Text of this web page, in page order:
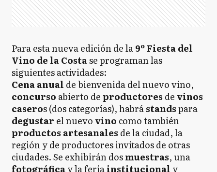
Para esta nueva edición de la9ºFiesta del
Vino de la Costase programan las
siguientes actividades:
Cena anual de bienvenida del nuevo vino,
concurso abierto de productores devinos
caseros (dos categorías), habrástandspara
degustar el nuevovino como también
productos artesanales de la ciudad, la
región y de productores invitados de otras
ciudades. Se exhibirán dosmuestras, una
fotográficay la feriainstitucional y